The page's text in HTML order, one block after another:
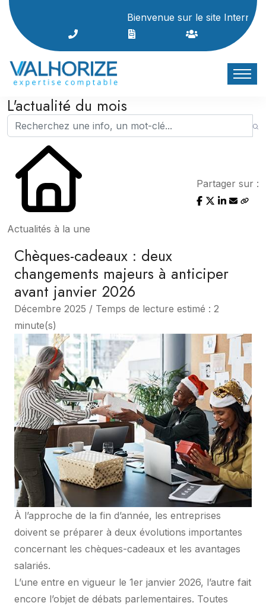
Bienvenue sur le site Internet du
L'actualité du mois
Actualités à la une
Partager sur :
Chèques-cadeaux : deux
changements majeurs à anticiper
avant janvier 2026
Décembre 2025 / Temps de lecture estimé : 2
minute(s)
À l’approche de la fin d’année, les entreprises
doivent se préparer à deux évolutions importantes
concernant les chèques-cadeaux et les avantages
salariés.
L’une entre en vigueur le 1er janvier 2026, l’autre fait
encore l’objet de débats parlementaires. Toutes